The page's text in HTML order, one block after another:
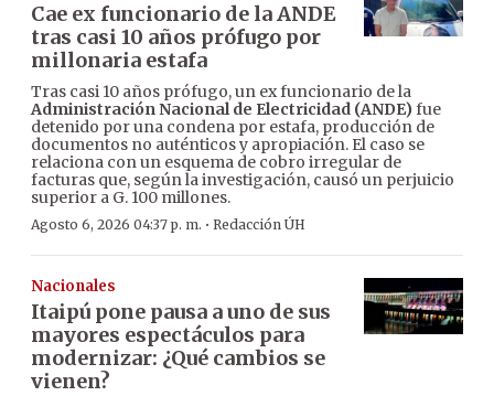
Cae ex funcionario de la ANDE
tras casi 10 años prófugo por
millonaria estafa
Tras casi 10 años prófugo, un ex funcionario de la
Administración Nacional de Electricidad (ANDE)fue
detenido por una condena por estafa, producción de
documentos no auténticos y apropiación. El caso se
relaciona con un esquema de cobro irregular de
facturas que, según la investigación, causó un perjuicio
superior a G. 100 millones.
Agosto 6, 2026 04:37 p. m. · Redacción ÚH
Nacionales
Itaipú pone pausa a uno de sus
mayores espectáculos para
modernizar: ¿Qué cambios se
vienen?